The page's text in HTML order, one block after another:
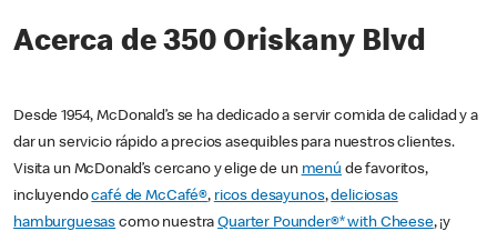
Acerca de 350 Oriskany Blvd
Desde 1954, McDonald’s se ha dedicado a servir comida de calidad y a
dar un servicio rápido a precios asequibles para nuestros clientes.
Visita un McDonald’s cercano y elige de un menú de favoritos,
incluyendocafé de McCafé®, ricos desayunos,deliciosas
hamburguesas como nuestraQuarter Pounder®* with Cheese, ¡y